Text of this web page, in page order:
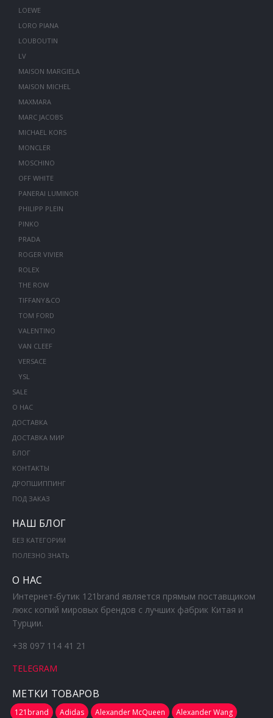
LOEWE
LORO PIANA
LOUBOUTIN
LV
MAISON MARGIELA
MAISON MICHEL
MAXMARA
MARC JACOBS
MICHAEL KORS
MONCLER
MOSCHINO
OFF WHITE
PANERAI LUMINOR
PHILIPP PLEIN
PINKO
PRADA
ROGER VIVIER
ROLEX
THE ROW
TIFFANY&CO
TOM FORD
VALENTINO
VAN CLEEF
VERSACE
YSL
SALE
О НАС
ДОСТАВКА
ДОСТАВКА МИР
БЛОГ
КОНТАКТЫ
ДРОПШИППИНГ
ПОД ЗАКАЗ
НАШ БЛОГ
БЕЗ КАТЕГОРИИ
ПОЛЕЗНО ЗНАТЬ
О НАС
Интернет-бутик 121brand является прямым поставщиком
люкс копий мировых брендов с лучших фабрик Китая и
Турции.
+38 097 114 41 21
TELEGRAM
МЕТКИ ТОВАРОВ
121brand Adidas Alexander McQueen
Alexander Wang